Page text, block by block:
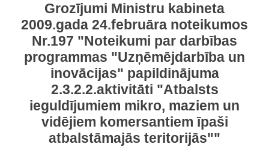
Grozījumi Ministru kabineta
2009.gada 24.februāra noteikumos
Nr.197 "Noteikumi par darbības
programmas "Uzņēmējdarbība un
inovācijas" papildinājuma
2.3.2.2.aktivitāti "Atbalsts
ieguldījumiem mikro, maziem un
vidējiem komersantiem īpaši
atbalstāmajās teritorijās""